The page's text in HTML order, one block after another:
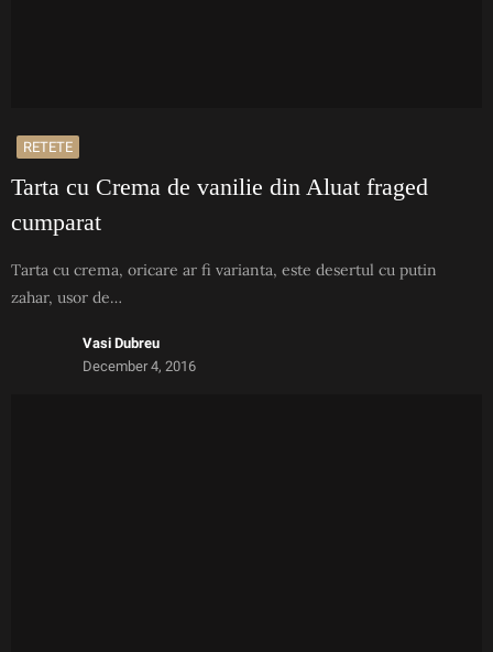
RETETE
Tarta cu Crema de vanilie din Aluat fraged
cumparat
Tarta cu crema, oricare ar fi varianta, este desertul cu putin
zahar, usor de…
Vasi Dubreu
December 4, 2016